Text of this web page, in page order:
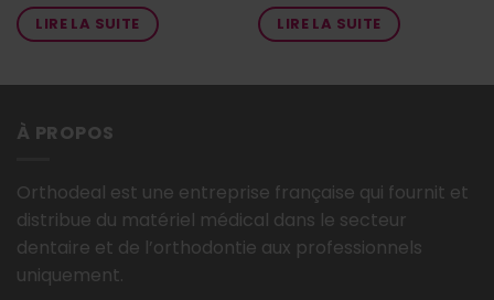
LIRE LA SUITE LIRE LA SUITE
À PROPOS
Orthodeal est une entreprise française qui fournit et
distribue du matériel médical dans le secteur
dentaire et de l’orthodontie aux professionnels
uniquement.